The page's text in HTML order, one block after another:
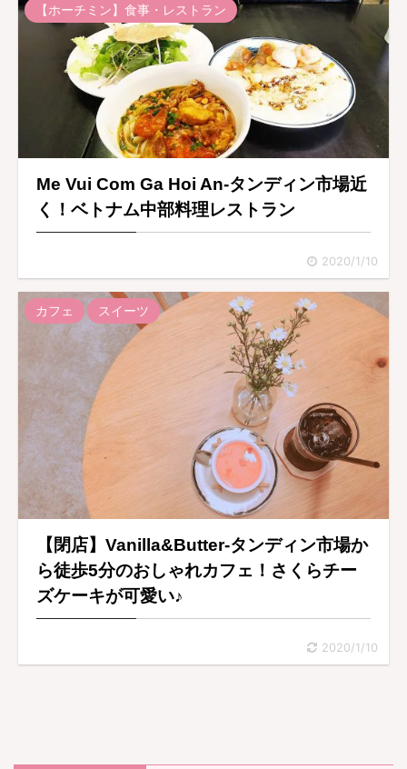
【ホーチミン】食事・レストラン
Me Vui Com Ga Hoi An-タンディン市場近
く！ベトナム中部料理レストラン
2020/1/10
カフェ スイーツ
【閉店】Vanilla&Butter-タンディン市場か
ら徒歩5分のおしゃれカフェ！さくらチー
ズケーキが可愛い♪
2020/1/10